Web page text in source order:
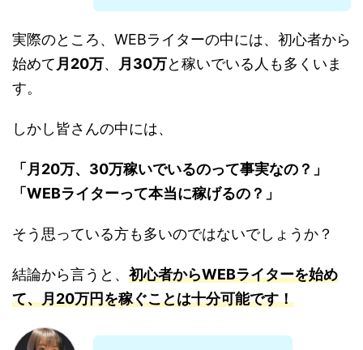
実際のところ、WEBライターの中には、初心者から
始めて 月20万、 月30万と稼いでいる人も多くいま
す。
しかし皆さんの中には、
「月20万、30万稼いでいるのって事実なの？」
「WEBライターって本当に稼げるの？」
そう思っている方も多いのではないでしょうか？
結論から言うと、 初心者からWEBライターを始め
て、月20万円を稼ぐことは十分可能です！